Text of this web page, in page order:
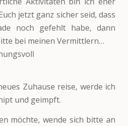
jetzt ganz sicher seid, dass
noch gefehlt habe, dann
bei meinen Vermittlern…
Zuhause reise, werde ich
und geimpft.
möchte, wende sich bitte an